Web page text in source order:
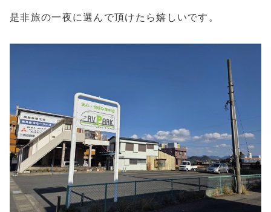
是非旅の一夜に選んで頂けたら嬉しいです。